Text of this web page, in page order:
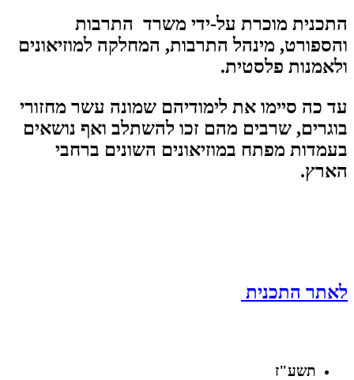
התכנית מוכרת על-ידי משרד התרבות
והספורט, מינהל התרבות, המחלקה למוזיאונים
ולאמנות פלסטית.
עד כה סיימו את לימודיהם שמונה עשר מחזורי
בוגרים, שרבים מהם זכו להשתלב ואף נושאים
בעמדות מפתח במוזיאונים השונים ברחבי
הארץ.
לאתר התכנית
תשע"ז